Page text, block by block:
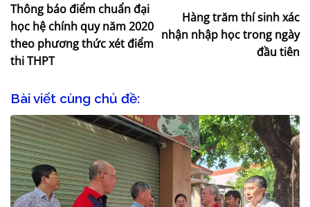
Thông báo điểm chuẩn đại
học hệ chính quy năm 2020
theo phương thức xét điểm
thi THPT
Hàng trăm thí sinh xác
nhận nhập học trong ngày
đầu tiên
Bài viết cùng chủ đề: